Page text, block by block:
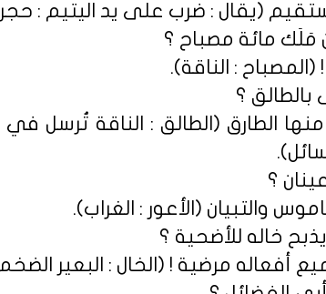
(يقال : ضرب على يد اليتيم :
(المصباح : الناقة).
الطارق (الطالق : الناقة تُرسل
والتبيان (الأعور : الغراب).
أفعاله مرضية ! (الخال : البعير